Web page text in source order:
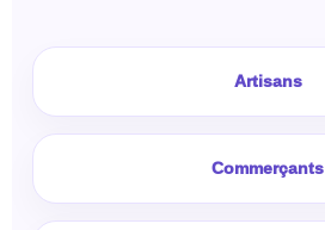
Artisans
Commerçants